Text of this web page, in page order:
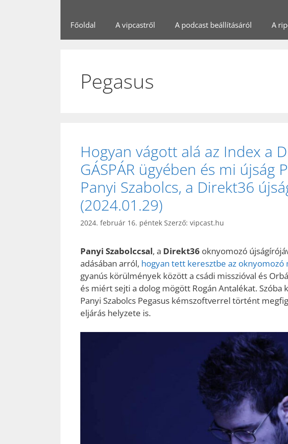
Főoldal A vipcastről A podcast beállításáról A
Pegasus
Hogyan vágott alá az Index a
GÁSPÁR ügyében és mi újság
Panyi Szabolcs, a Direkt36
(2024.01.29)
2024. február 16. péntek Szerző: vipcast.hu
Panyi Szabolccsal, a Direkt36 oknyomozó
adásában arról, hogyan tett keresztbe az oknyomozó
gyanús körülmények között a csádi misszióval és
és miért sejti a dolog mögött Rogán Antalékat.
Panyi Szabolcs Pegasus kémszoftverrel történt
eljárás helyzete is.